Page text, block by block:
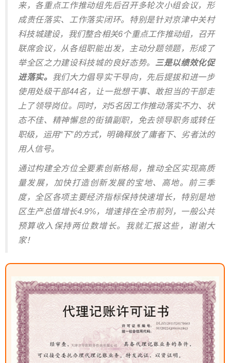
来，各重点工作推动组先后召开多轮次小组会议，形
成责任落实、工作落实闭环。特别是针对京津中关村
科技城建设，我们整合相关6个重点工作推动组，召开
联席会议，从各组职能出发，主动分题领题，形成了
举全区之力建设科技城的良好态势。 三是以绩效化促
进落实。 我们大力倡导实干导向，先后提拔和进一步
使用处级干部44名，让一批想干事、敢担当的干部走
上了领导岗位。同时，对5名因工作推动落实不力、状
态不佳、精神懈怠的街镇副职，免去领导职务或转任
职级，运用“下”的方式，明确释放了庸者下、劣者汰的
用人信号。
通过构建全方位全要素创新格局，推动全区实现高质
量发展，加快打造创新发展的宝地、高地。前三季
度，全区各项主要经济指标保持快速增长，特别是地
区生产总值增长4.9%，增速排在全市前列，一般公共
预算收入保持两位数增长。我就汇报这些，谢谢大
家！